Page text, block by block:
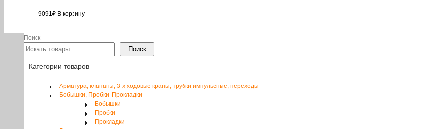
9091 ₽ В корзину
Поиск
Поиск
Категории товаров
Арматура, клапаны, 3-х ходовые краны, трубки импульсные, переходы
Бобышки, Пробки, Прокладки
Бобышки
Пробки
Прокладки